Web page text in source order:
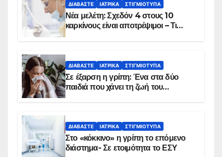
ΔΙΑΒΆΣΤΕ ΙΑΤΡΙΚΆ ΣΤΙΓΜΙΌΤΥΠΑ
Νέα μελέτη: Σχεδόν 4 στους 10
καρκίνους είναι αποτρέψιμοι – Τι
ΔΙΑΒΆΣΤΕ ΙΑΤΡΙΚΆ ΣΤΙΓΜΙΌΤΥΠΑ
Σε έξαρση η γρίπη: Ένα στα δύο
παιδιά που χάνει τη ζωή του
ΔΙΑΒΆΣΤΕ ΙΑΤΡΙΚΆ ΣΤΙΓΜΙΌΤΥΠΑ
Στο «κόκκινο» η γρίπη το επόμενο
διάστημα- Σε ετοιμότητα το ΕΣΥ